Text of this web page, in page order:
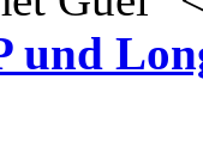
und